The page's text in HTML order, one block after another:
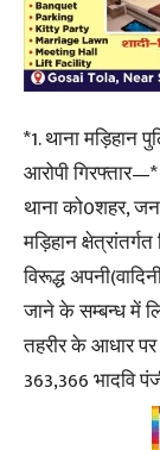
*1. थाना मड़िहान
आरोपी गिरफ्तार—*
थाना को0शहर,
मड़िहान
विरूद्ध
जाने के सम्बन्ध में
तहरीर के आधार
363,366 भादवि